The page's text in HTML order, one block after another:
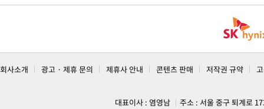
회사소개 광고 · 제휴 문의 제휴사 안내 콘텐츠 판매 저작권 규약
대표이사 : 염영남
주소 : 서울 중구 퇴계로